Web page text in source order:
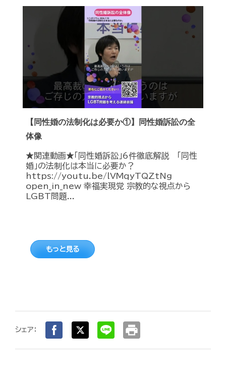
【同性婚の法制化は必要か①】同性婚訴訟の全
体像
★関連動画★「同性婚訴訟」6件徹底解説 「同性
婚」の法制化は本当に必要か？
https://youtu.be/lVMqyTQZtNg
open_in_new 幸福実現党 宗教的な視点から
LGBT問題...
もっと見る
シェア： print